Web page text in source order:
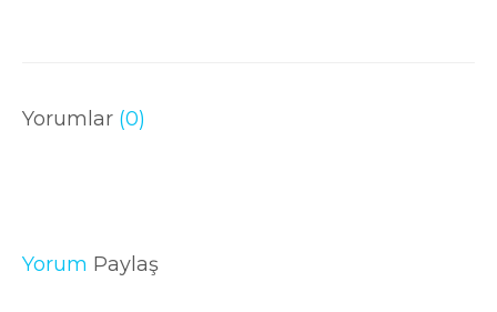
Yorumlar (0)
Yorum Paylaş